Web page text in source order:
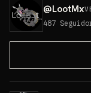
@LootMx
487